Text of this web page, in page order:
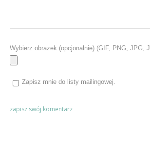
Wybierz obrazek (opcjonalnie) (GIF, PNG, JPG,
Zapisz mnie do listy mailingowej.